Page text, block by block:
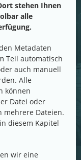
stehen Ihnen
alle
Metadaten
Teil automatisch
auch manuell
Alle
können
Datei oder
mehrere Dateien.
diesem Kapitel
wir eine